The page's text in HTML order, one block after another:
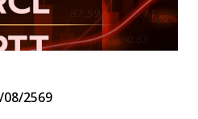
08/2569